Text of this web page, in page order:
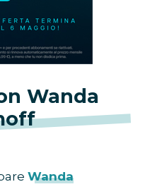
Wanda
Wanda